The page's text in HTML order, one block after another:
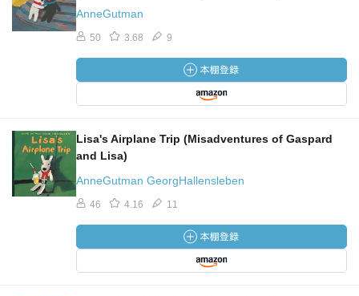
AnneGutman
50 3.68 9
Lisa's Airplane Trip (Misadventures of Gaspard
and Lisa)
AnneGutman GeorgHallensleben
46 4.16 11